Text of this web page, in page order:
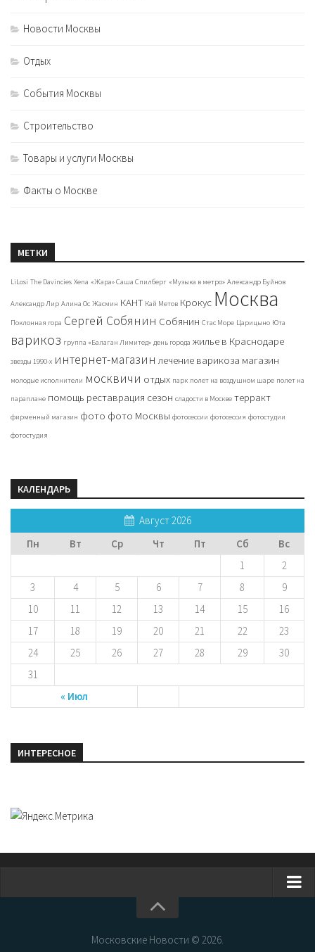
Новости Москвы
Отдых
События Москвы
Строительство
Товары и услуги Москвы
Факты о Москве
МЕТКИ
LiLosi The Davincies Xena «Жара» Саша Спилберг «Музыка в метро» Александр Буйнов
Александр Лир Алина Ос Жасмин КАНТ Кай Метов Крокус Москва
Поклонная гора Сергей Собянин Собянин Стас Море Царицыно Юта
варикоз группа «Балаган Лимитед» день города жилье в Краснодаре
звезды 1990-х интернет-магазин лечение варикоза магазин
молодые исполнители москвичи отдых парк полет на воздушном шаре полет на
параплане помощь реставрация сезон сладости в Москве терракт
фирменный магазин фото фото Москвы фотосессии фотосессия фотостудии
фотостудия
КАЛЕНДАРЬ
Август 2026
Пн
Вт Ср Чт Пт Сб Вс
« Июл
1
2
3
4 5 6 7 8
9
10
11 12 13 14 15
16
17
18 19 20 21 22
23
24
25 26 27 28 29
30
31
ИНТЕРЕСНОЕ
Новости МосквыМосковские Новости © 2026.